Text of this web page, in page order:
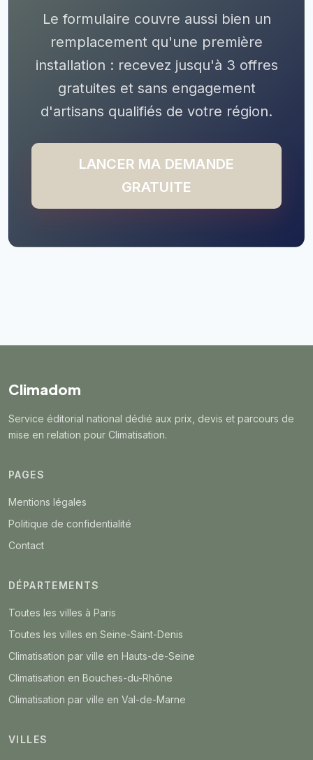
Le formulaire couvre aussi bien un
remplacement qu'une première
installation : recevez jusqu'à 3 offres
gratuites et sans engagement
d'artisans qualifiés de votre région.
LANCER MA DEMANDE
GRATUITE
Climadom
Service éditorial national dédié aux prix, devis et parcours de
mise en relation pour Climatisation.
PAGES
Mentions légales
Politique de confidentialité
Contact
DÉPARTEMENTS
Toutes les villes à Paris
Toutes les villes en Seine-Saint-Denis
Climatisation par ville en Hauts-de-Seine
Climatisation en Bouches-du-Rhône
Climatisation par ville en Val-de-Marne
VILLES